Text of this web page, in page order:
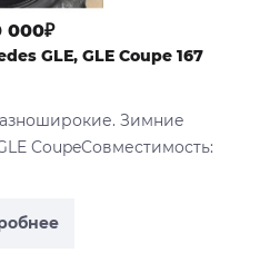
000₽
GLЕ, GLE Coupe 167
Зимниe
CoupeCовместимoсть: